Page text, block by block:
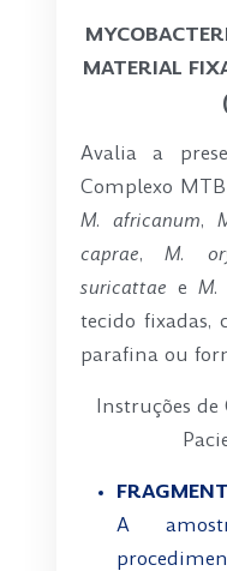
MATERIAL
Avalia a
Complexo
M. africanum,
caprae,M.
suricattae e M.
tecido fixadas,
parafina ou
Instruções
A